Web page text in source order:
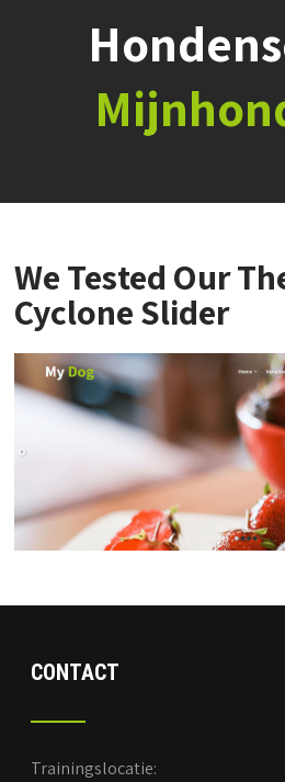
We Tested Our
Cyclone Slider
CONTACT
Trainingslocatie: